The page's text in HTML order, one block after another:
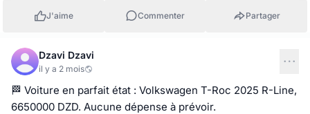
J'aime Commenter Partager
Dzavi Dzavi
il y a 2 mois
🏁 Voiture en parfait état : Volkswagen T-Roc 2025 R-Line,
6650000 DZD. Aucune dépense à prévoir.